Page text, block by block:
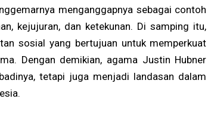
menganggapnya sebagai contoh
kejujuran, dan ketekunan. Di samping itu,
sosial yang bertujuan untuk memperkuat
Dengan demikian, agama Justin Hubner
tetapi juga menjadi landasan dalam